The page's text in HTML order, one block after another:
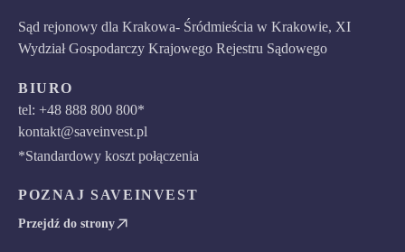
Sąd rejonowy dla Krakowa- Śródmieścia w Krakowie, XI
Wydział Gospodarczy Krajowego Rejestru Sądowego
BIURO
tel: +48 888 800 800*
kontakt@saveinvest.pl
*Standardowy koszt połączenia
POZNAJ SAVEINVEST
Przejdź do strony